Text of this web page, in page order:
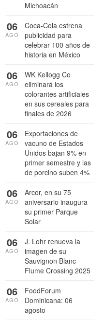
Michoacán
Coca-Cola estrena
publicidad para
celebrar 100 años de
historia en México
06
AGO
WK Kellogg Co
eliminará los
colorantes artificiales
en sus cereales para
finales de 2026
06
AGO
Exportaciones de
vacuno de Estados
Unidos bajan 9% en
primer semestre y las
de porcino suben 4%
06
AGO
Arcor, en su 75
aniversario inaugura
su primer Parque
Solar
06
AGO
J. Lohr renueva la
imagen de su
Sauvignon Blanc
Flume Crossing 2025
06
AGO
FoodForum
Dominicana: 06
agosto
06
AGO